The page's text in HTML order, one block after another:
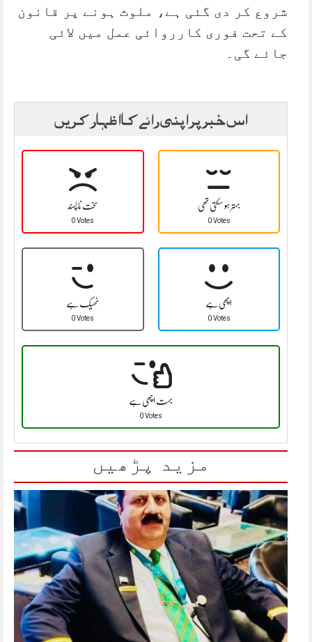
شروع کر دی گئی ہے، ملوث ہونے پر قانون
کے تحت فوری کارروائی عمل میں لائی
جائے گی۔
اس خبر پر اپنی رائے کا اظہار کریں
سخت نا پسند
0 Votes
بہتر ہو سکتی تھی
0 Votes
ٹھیک ہے
0 Votes
اچھی ہے
0 Votes
بہت اچھی ہے
0 Votes
مزید پڑھیں